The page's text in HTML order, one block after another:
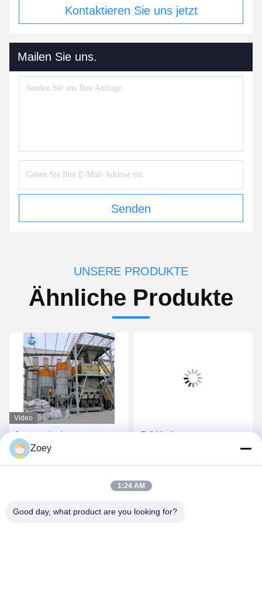
Kontaktieren Sie uns jetzt
Mailen Sie uns.
Senden
UNSERE PRODUKTE
Ähnliche Produkte
Video
Automatischer
Fütterungswand-Kitt
Keramikziegel klebende
Mörser-Produktionsanlage
-5t/H hohe
trockene Mörser-Anlage
Verpackungsmaschine
Zoey
1:24 AM
Good day, what product are you looking for?